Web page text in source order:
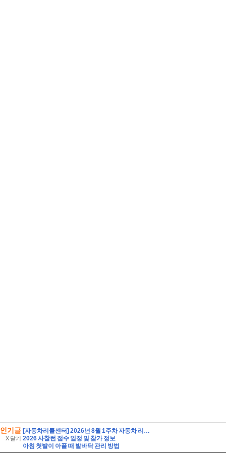
인기글
X 닫기
[자동차리콜센터] 2026년 8월 1주차 자동차 리콜 및 무상 수리 안내
2026 사찰런 접수 일정 및 참가 정보
아침 첫발이 아플 때 발바닥 관리 방법